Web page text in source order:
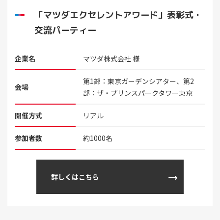
「マツダエクセレントアワード」表彰式・
交流パーティー
企業名 マツダ株式会社 様
会場
第1部：東京ガーデンシアター、第2
部：ザ・プリンスパークタワー東京
開催方式 リアル
参加者数 約1000名
詳しくはこちら